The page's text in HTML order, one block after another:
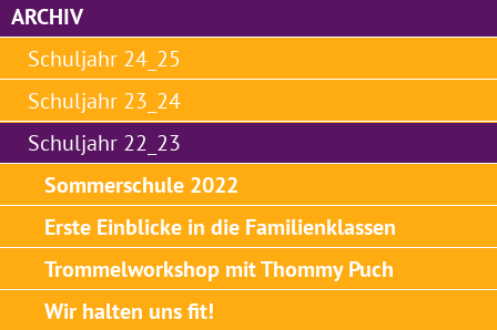
ARCHIV
Schuljahr 24_25
Schuljahr 23_24
Schuljahr 22_23
Sommerschule 2022
Erste Einblicke in die Familienklassen
Trommelworkshop mit Thommy Puch
Wir halten uns fit!